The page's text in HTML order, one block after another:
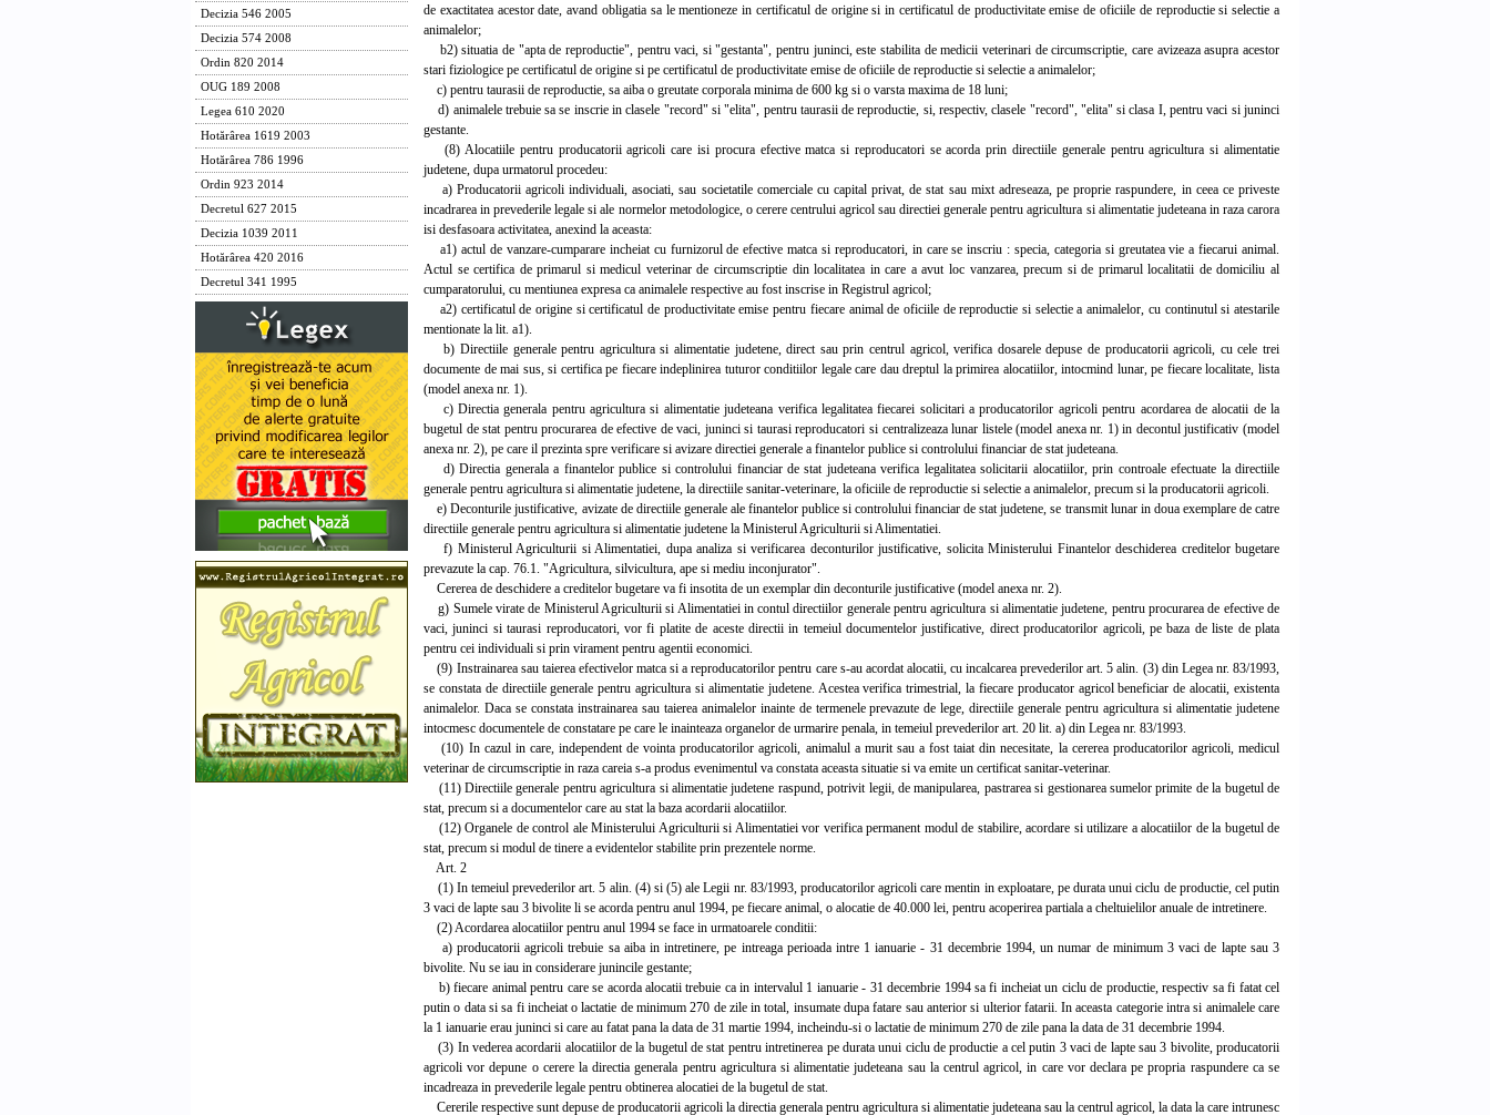
Decizia 546 2005
Decizia 574 2008
Ordin 820 2014
OUG 189 2008
Legea 610 2020
Hotărârea 1619 2003
Hotărârea 786 1996
Ordin 923 2014
Decretul 627 2015
Decizia 1039 2011
Hotărârea 420 2016
Decretul 341 1995
de exactitatea acestor date, avand obligatia sa le mentioneze in certificatul de origine si in certificatul de productivitate emise de oficiile de reproductie si selectie a
animalelor;
b2) situatia de "apta de reproductie", pentru vaci, si "gestanta", pentru juninci, este stabilita de medicii veterinari de circumscriptie, care avizeaza asupra acestor
stari fiziologice pe certificatul de origine si pe certificatul de productivitate emise de oficiile de reproductie si selectie a animalelor;
c) pentru taurasii de reproductie, sa aiba o greutate corporala minima de 600 kg si o varsta maxima de 18 luni;
d) animalele trebuie sa se inscrie in clasele "record" si "elita", pentru taurasii de reproductie, si, respectiv, clasele "record", "elita" si clasa I, pentru vaci si juninci
gestante.
(8) Alocatiile pentru producatorii agricoli care isi procura efective matca si reproducatori se acorda prin directiile generale pentru agricultura si alimentatie
judetene, dupa urmatorul procedeu:
a) Producatorii agricoli individuali, asociati, sau societatile comerciale cu capital privat, de stat sau mixt adreseaza, pe proprie raspundere, in ceea ce priveste
incadrarea in prevederile legale si ale normelor metodologice, o cerere centrului agricol sau directiei generale pentru agricultura si alimentatie judeteana in raza carora
isi desfasoara activitatea, anexind la aceasta:
a1) actul de vanzare-cumparare incheiat cu furnizorul de efective matca si reproducatori, in care se inscriu : specia, categoria si greutatea vie a fiecarui animal.
Actul se certifica de primarul si medicul veterinar de circumscriptie din localitatea in care a avut loc vanzarea, precum si de primarul localitatii de domiciliu al
cumparatorului, cu mentiunea expresa ca animalele respective au fost inscrise in Registrul agricol;
a2) certificatul de origine si certificatul de productivitate emise pentru fiecare animal de oficiile de reproductie si selectie a animalelor, cu continutul si atestarile
mentionate la lit. a1).
b) Directiile generale pentru agricultura si alimentatie judetene, direct sau prin centrul agricol, verifica dosarele depuse de producatorii agricoli, cu cele trei
documente de mai sus, si certifica pe fiecare indeplinirea tuturor conditiilor legale care dau dreptul la primirea alocatiilor, intocmind lunar, pe fiecare localitate, lista
(model anexa nr. 1).
c) Directia generala pentru agricultura si alimentatie judeteana verifica legalitatea fiecarei solicitari a producatorilor agricoli pentru acordarea de alocatii de la
bugetul de stat pentru procurarea de efective de vaci, juninci si taurasi reproducatori si centralizeaza lunar listele (model anexa nr. 1) in decontul justificativ (model
anexa nr. 2), pe care il prezinta spre verificare si avizare directiei generale a finantelor publice si controlului financiar de stat judeteana.
d) Directia generala a finantelor publice si controlului financiar de stat judeteana verifica legalitatea solicitarii alocatiilor, prin controale efectuate la directiile
generale pentru agricultura si alimentatie judetene, la directiile sanitar-veterinare, la oficiile de reproductie si selectie a animalelor, precum si la producatorii agricoli.
e) Deconturile justificative, avizate de directiile generale ale finantelor publice si controlului financiar de stat judetene, se transmit lunar in doua exemplare de catre
directiile generale pentru agricultura si alimentatie judetene la Ministerul Agriculturii si Alimentatiei.
f) Ministerul Agriculturii si Alimentatiei, dupa analiza si verificarea deconturilor justificative, solicita Ministerului Finantelor deschiderea creditelor bugetare
prevazute la cap. 76.1. "Agricultura, silvicultura, ape si mediu inconjurator".
Cererea de deschidere a creditelor bugetare va fi insotita de un exemplar din deconturile justificative (model anexa nr. 2).
g) Sumele virate de Ministerul Agriculturii si Alimentatiei in contul directiilor generale pentru agricultura si alimentatie judetene, pentru procurarea de efective de
vaci, juninci si taurasi reproducatori, vor fi platite de aceste directii in temeiul documentelor justificative, direct producatorilor agricoli, pe baza de liste de plata
pentru cei individuali si prin virament pentru agentii economici.
(9) Instrainarea sau taierea efectivelor matca si a reproducatorilor pentru care s-au acordat alocatii, cu incalcarea prevederilor art. 5 alin. (3) din Legea nr. 83/1993,
se constata de directiile generale pentru agricultura si alimentatie judetene. Acestea verifica trimestrial, la fiecare producator agricol beneficiar de alocatii, existenta
animalelor. Daca se constata instrainarea sau taierea animalelor inainte de termenele prevazute de lege, directiile generale pentru agricultura si alimentatie judetene
intocmesc documentele de constatare pe care le inainteaza organelor de urmarire penala, in temeiul prevederilor art. 20 lit. a) din Legea nr. 83/1993.
(10) In cazul in care, independent de vointa producatorilor agricoli, animalul a murit sau a fost taiat din necesitate, la cererea producatorilor agricoli, medicul
veterinar de circumscriptie in raza careia s-a produs evenimentul va constata aceasta situatie si va emite un certificat sanitar-veterinar.
(11) Directiile generale pentru agricultura si alimentatie judetene raspund, potrivit legii, de manipularea, pastrarea si gestionarea sumelor primite de la bugetul de
stat, precum si a documentelor care au stat la baza acordarii alocatiilor.
(12) Organele de control ale Ministerului Agriculturii si Alimentatiei vor verifica permanent modul de stabilire, acordare si utilizare a alocatiilor de la bugetul de
stat, precum si modul de tinere a evidentelor stabilite prin prezentele norme.
Art. 2
(1) In temeiul prevederilor art. 5 alin. (4) si (5) ale Legii nr. 83/1993, producatorilor agricoli care mentin in exploatare, pe durata unui ciclu de productie, cel putin
3 vaci de lapte sau 3 bivolite li se acorda pentru anul 1994, pe fiecare animal, o alocatie de 40.000 lei, pentru acoperirea partiala a cheltuielilor anuale de intretinere.
(2) Acordarea alocatiilor pentru anul 1994 se face in urmatoarele conditii:
a) producatorii agricoli trebuie sa aiba in intretinere, pe intreaga perioada intre 1 ianuarie - 31 decembrie 1994, un numar de minimum 3 vaci de lapte sau 3
bivolite. Nu se iau in considerare junincile gestante;
b) fiecare animal pentru care se acorda alocatii trebuie ca in intervalul 1 ianuarie - 31 decembrie 1994 sa fi incheiat un ciclu de productie, respectiv sa fi fatat cel
putin o data si sa fi incheiat o lactatie de minimum 270 de zile in total, insumate dupa fatare sau anterior si ulterior fatarii. In aceasta categorie intra si animalele care
la 1 ianuarie erau juninci si care au fatat pana la data de 31 martie 1994, incheindu-si o lactatie de minimum 270 de zile pana la data de 31 decembrie 1994.
(3) In vederea acordarii alocatiilor de la bugetul de stat pentru intretinerea pe durata unui ciclu de productie a cel putin 3 vaci de lapte sau 3 bivolite, producatorii
agricoli vor depune o cerere la directia generala pentru agricultura si alimentatie judeteana sau la centrul agricol, in care vor declara pe propria raspundere ca se
incadreaza in prevederile legale pentru obtinerea alocatiei de la bugetul de stat.
Cererile respective sunt depuse de producatorii agricoli la directia generala pentru agricultura si alimentatie judeteana sau la centrul agricol, la data la care intrunesc